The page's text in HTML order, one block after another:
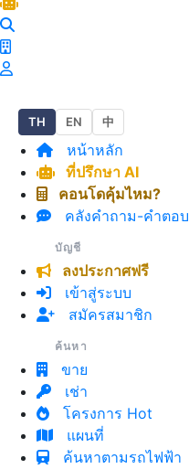
TH EN 中
หน้าหลัก
ที่ปรึกษา AI
คอนโดคุ้มไหม?
คลังคำถาม-คำตอบ
บัญชี
ลงประกาศฟรี
เข้าสู่ระบบ
สมัครสมาชิก
ค้นหา
ขาย
เช่า
โครงการ Hot
แผนที่
ค้นหาตามรถไฟฟ้า